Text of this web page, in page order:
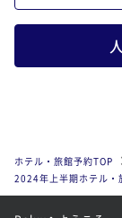
ホテル・旅館予約TOP
2024年上半期ホテル・